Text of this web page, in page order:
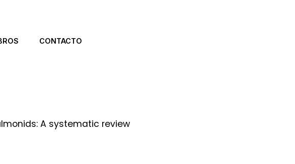
CONTACTO
A systematic review